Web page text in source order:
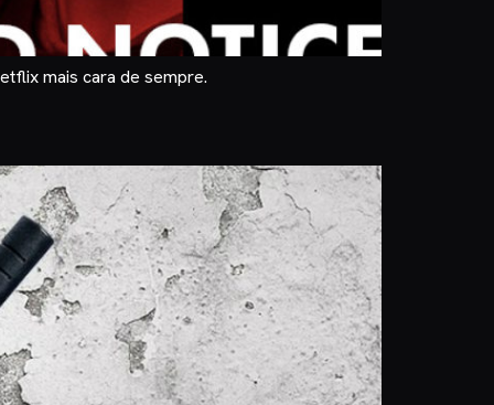
mais cara de sempre.